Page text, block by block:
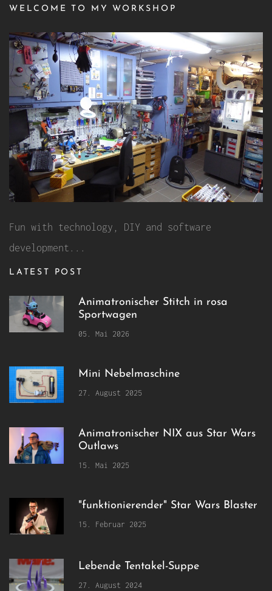
WELCOME TO MY WORKSHOP
Fun with technology, DIY and software
development...
LATEST POST
Animatronischer Stitch in rosa
Sportwagen
05. Mai 2026
Mini Nebelmaschine
27. August 2025
Animatronischer NIX aus Star Wars
Outlaws
15. Mai 2025
"funktionierender" Star Wars Blaster
15. Februar 2025
Lebende Tentakel-Suppe
27. August 2024